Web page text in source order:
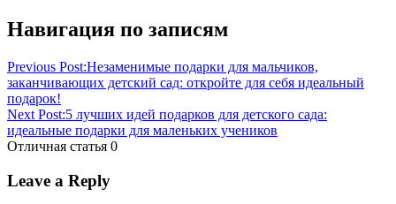
Навигация по записям
Previous Post:Незаменимые подарки для мальчиков,
заканчивающих детский сад: откройте для себя идеальный
подарок!
Next Post:5 лучших идей подарков для детского сада:
идеальные подарки для маленьких учеников
Отличная статья 0
Leave a Reply